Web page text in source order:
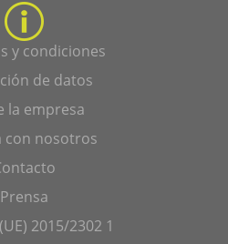
y condiciones
de datos
la empresa
con nosotros
Prensa
2015/2302 1